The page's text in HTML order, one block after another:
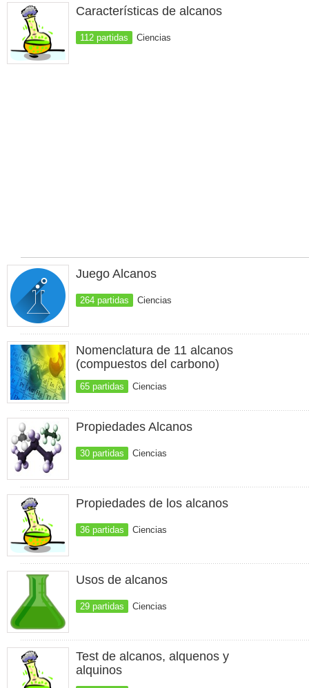
Características de alcanos
112 partidas Ciencias
Juego Alcanos
264 partidas Ciencias
Nomenclatura de 11 alcanos
(compuestos del carbono)
65 partidas Ciencias
Propiedades Alcanos
30 partidas Ciencias
Propiedades de los alcanos
36 partidas Ciencias
Usos de alcanos
29 partidas Ciencias
Test de alcanos, alquenos y
alquinos